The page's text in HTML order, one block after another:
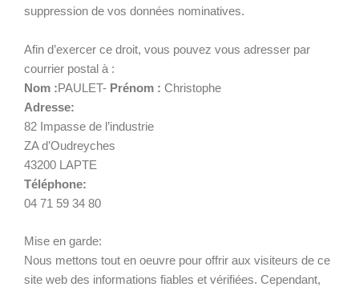
suppression de vos données nominatives.
Afin d’exercer ce droit, vous pouvez vous adresser par
courrier postal à :
Nom :PAULET- Prénom : Christophe
Adresse:
82 Impasse de l’industrie
ZA d’Oudreyches
43200 LAPTE
Téléphone:
04 71 59 34 80
Mise en garde:
Nous mettons tout en oeuvre pour offrir aux visiteurs de ce
site web des informations fiables et vérifiées. Cependant,